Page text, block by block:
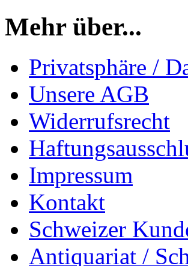
Mehr über...
Privatsphäre /
Unsere AGB
Widerrufsrecht
Impressum
Kontakt
Schweizer
Antiquariat /